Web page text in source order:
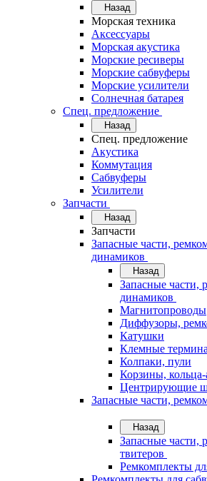
Назад
Морская техника
Аксессуары
Морская акустика
Морские ресиверы
Морские сабвуферы
Морские усилители
Солнечная батарея
Спец. предложение
Назад
Спец. предложение
Акустика
Коммутация
Сабвуферы
Усилители
Запчасти
Назад
Запчасти
Запасные части,
динамиков
Назад
Запасные части,
динамиков
Магнитопроводы
Диффузоры,
Катушки
Клемные
Колпаки, пули
Корзины,
Центрирующие
Запасные части,
Назад
Запасные части,
твитеров
Ремкомплекты